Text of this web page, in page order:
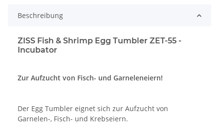
Beschreibung
ZISS Fish & Shrimp Egg Tumbler ZET-55 -
Incubator
Zur Aufzucht von Fisch- und Garneleneiern!
Der Egg Tumbler eignet sich zur Aufzucht von
Garnelen-, Fisch- und Krebseiern.